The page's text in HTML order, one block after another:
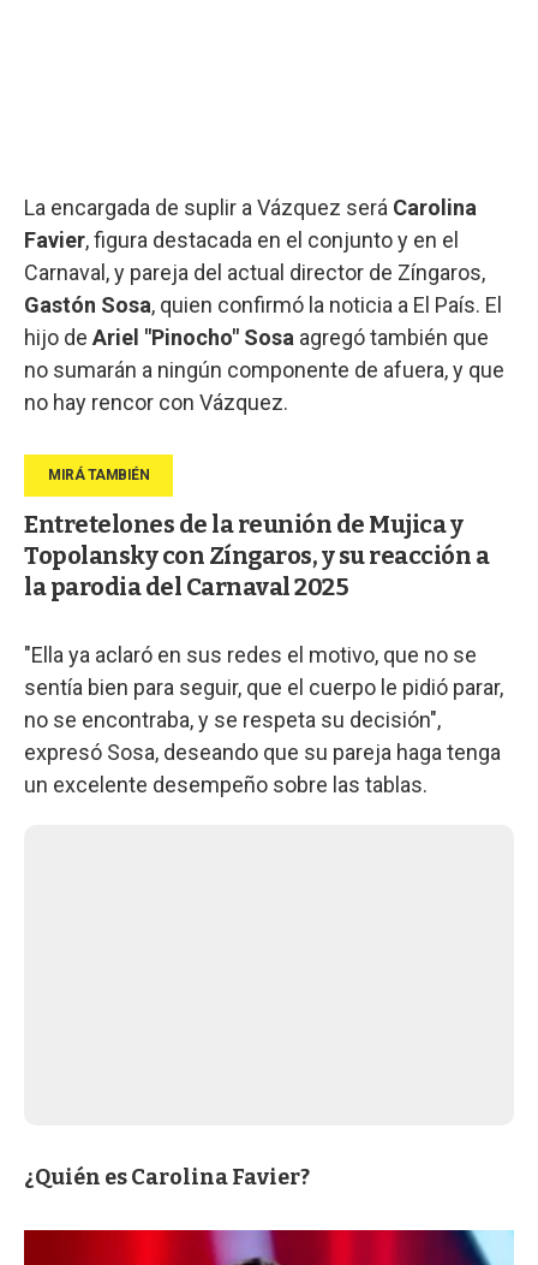
La encargada de suplir a Vázquez será Carolina
Favier, figura destacada en el conjunto y en el
Carnaval, y pareja del actual director de Zíngaros,
Gastón Sosa, quien confirmó la noticia a El País. El
hijo de Ariel "Pinocho" Sosa agregó también que
no sumarán a ningún componente de afuera, y que
no hay rencor con Vázquez.
Entretelones de la reunión de Mujica y
Topolansky con Zíngaros, y su reacción a
la parodia del Carnaval 2025
"Ella ya aclaró en sus redes el motivo, que no se
sentía bien para seguir, que el cuerpo le pidió parar,
no se encontraba, y se respeta su decisión",
expresó Sosa, deseando que su pareja haga tenga
un excelente desempeño sobre las tablas.
¿Quién es Carolina Favier?